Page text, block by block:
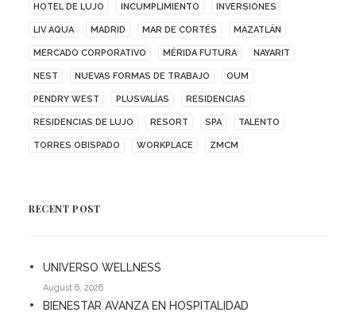
HOTEL DE LUJO INCUMPLIMIENTO INVERSIONES
LIV AQUA MADRID MAR DE CORTÉS MAZATLÁN
MERCADO CORPORATIVO MÉRIDA FUTURA NAYARIT
NEST NUEVAS FORMAS DE TRABAJO OUM
PENDRY WEST PLUSVALÍAS RESIDENCIAS
RESIDENCIAS DE LUJO RESORT SPA TALENTO
TORRES OBISPADO WORKPLACE ZMCM
RECENT POST
UNIVERSO WELLNESS
August 6, 2026
BIENESTAR AVANZA EN HOSPITALIDAD